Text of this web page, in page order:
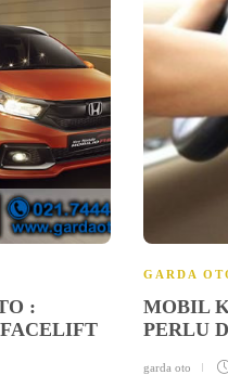
:
GARDA
MOBIL
PERLU
garda oto